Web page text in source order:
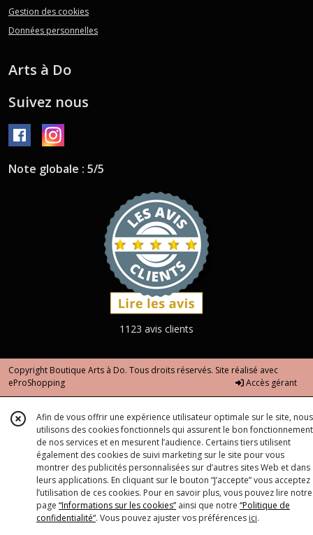
Gestion des cookies
Données personnelles
Arts à Do
Suivez nous
Note globale : 5/5
1123 avis clients
Copyright Boutique Arts à Do. Tous droits réservés. Site réalisé avec
eProShopping
Accès gérant
Afin de vous offrir une expérience utilisateur optimale sur le site, nous
utilisons des cookies fonctionnels qui assurent le bon fonctionnement
de nos services et en mesurent l’audience. Certains tiers utilisent
également des cookies de suivi marketing sur le site pour vous
montrer des publicités personnalisées sur d’autres sites Web et dans
leurs applications. En cliquant sur le bouton “J’accepte” vous acceptez
l’utilisation de ces cookies. Pour en savoir plus, vous pouvez lire notre
page “Informations sur les cookies” ainsi que notre “Politique de
confidentialité“. Vous pouvez ajuster vos préférences ici.